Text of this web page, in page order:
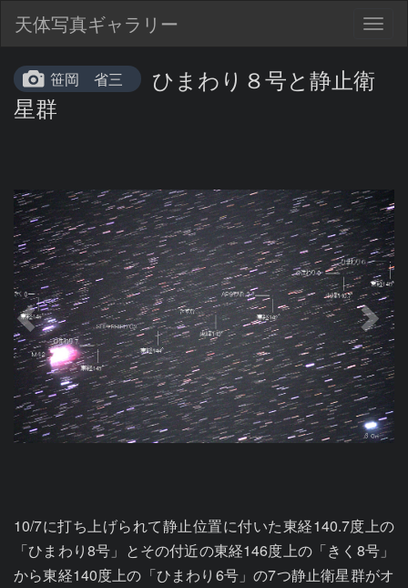
天体写真ギャラリー
笹岡 省三
ひまわり８号と静止衛
星群
10/7に打ち上げられて静止位置に付いた東経140.7度上の
「ひまわり8号」とその付近の東経146度上の「きく8号」
から東経140度上の「ひまわり6号」の7つ静止衛星群がオ